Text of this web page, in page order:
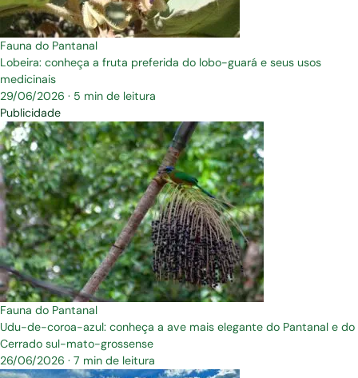
Fauna do Pantanal
Lobeira: conheça a fruta preferida do lobo-guará e seus usos
medicinais
29/06/2026 · 5 min de leitura
Publicidade
Fauna do Pantanal
Udu-de-coroa-azul: conheça a ave mais elegante do Pantanal e do
Cerrado sul-mato-grossense
26/06/2026 · 7 min de leitura